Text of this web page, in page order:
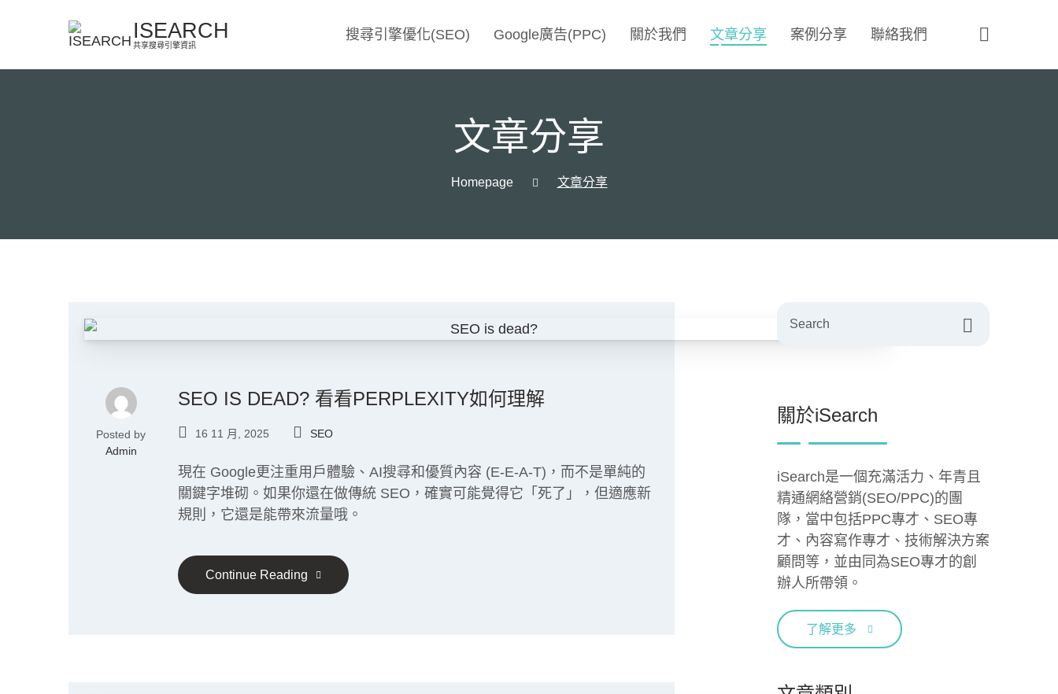
ISEARCH
共享搜尋引擎資訊
搜尋引擎優化(SEO) Google廣告(PPC) 關於我們 文章分享 案例分享 聯絡我們
文章分享
Homepage 文章分享
Posted by
Admin
SEO IS DEAD? 看看PERPLEXITY如何理解
16 11 月, 2025 SEO
現在 Google更注重用戶體驗、AI搜尋和優質內容 (E-E-A-T)，而不是單純的
關鍵字堆砌。如果你還在做傳統 SEO，確實可能覺得它「死了」，但適應新
規則，它還是能帶來流量哦。
Continue Reading
關於iSearch
iSearch是一個充滿活力、年青且
精通網絡營銷(SEO/PPC)的團
隊，當中包括PPC專才、SEO專
才、內容寫作專才、技術解決方案
顧問等，並由同為SEO專才的創
辦人所帶領。
了解更多